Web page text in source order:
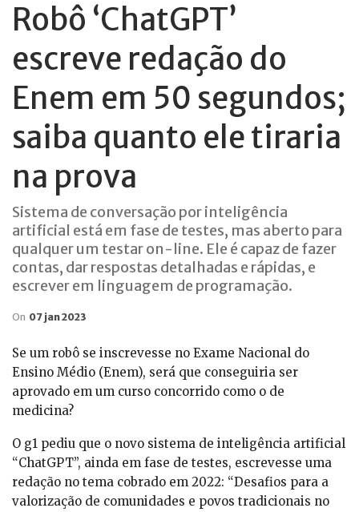
Robô ‘ChatGPT’
escreve redação do
Enem em 50 segundos;
saiba quanto ele tiraria
na prova
Sistema de conversação por inteligência
artificial está em fase de testes, mas aberto para
qualquer um testar on-line. Ele é capaz de fazer
contas, dar respostas detalhadas e rápidas, e
escrever em linguagem de programação.
On 07 jan 2023
Se um robô se inscrevesse no Exame Nacional do
Ensino Médio (Enem), será que conseguiria ser
aprovado em um curso concorrido como o de
medicina?
O g1 pediu que o novo sistema de inteligência artificial
“ChatGPT”, ainda em fase de testes, escrevesse uma
redação no tema cobrado em 2022: “Desafios para a
valorização de comunidades e povos tradicionais no